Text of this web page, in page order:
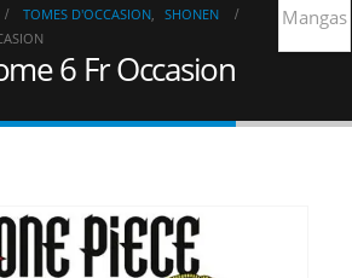
TOMES D'OCCASION
SHONEN
6 Fr Occasion
Mangas